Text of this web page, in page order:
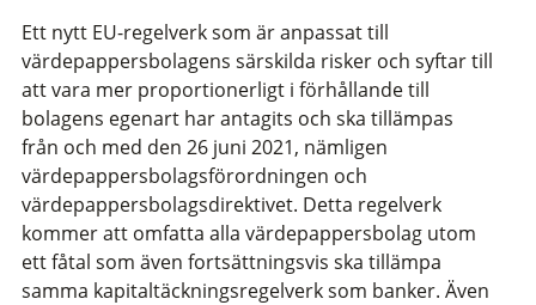
Ett nytt EU-regelverk som är anpassat till
värdepappersbolagens särskilda risker och syftar till
att vara mer proportionerligt i förhållande till
bolagens egenart har antagits och ska tillämpas
från och med den 26 juni 2021, nämligen
värdepappersbolagsförordningen och
värdepappersbolagsdirektivet. Detta regelverk
kommer att omfatta alla värdepappersbolag utom
ett fåtal som även fortsättningsvis ska tillämpa
samma kapitaltäckningsregelverk som banker. Även